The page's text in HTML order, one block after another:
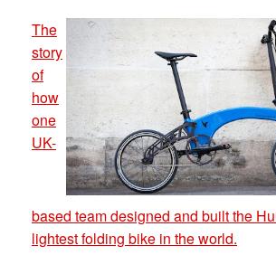
The
story
of
how
one
UK-
based team designed and built the
lightest folding bike in the world.